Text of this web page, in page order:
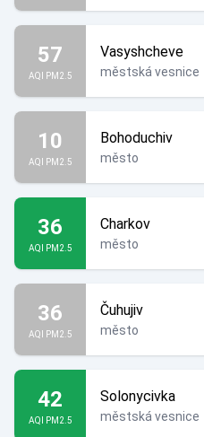
57
AQI PM2.5
Vasyshcheve
městská vesnice
10
AQI PM2.5
Bohoduchiv
město
36
AQI PM2.5
Charkov
město
36
AQI PM2.5
Čuhujiv
město
42
AQI PM2.5
Solonycivka
městská vesnice